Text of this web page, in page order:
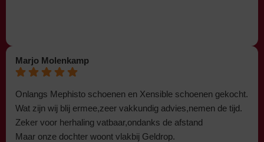
Marjo Molenkamp
Onlangs Mephisto schoenen en Xensible schoenen gekocht.
Wat zijn wij blij ermee,zeer vakkundig advies,nemen de tijd.
Zeker voor herhaling vatbaar,ondanks de afstand
Maar onze dochter woont vlakbij Geldrop.